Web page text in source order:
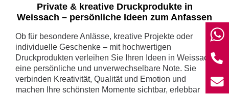
Private & kreative Druckprodukte in
Weissach – persönliche Ideen zum Anfassen
Ob für besondere Anlässe, kreative Projekte oder
individuelle Geschenke – mit hochwertigen
Druckprodukten verleihen Sie Ihren Ideen in Weissach
eine persönliche und unverwechselbare Note. Sie
verbinden Kreativität, Qualität und Emotion und
machen Ihre schönsten Momente sichtbar, erlebbar